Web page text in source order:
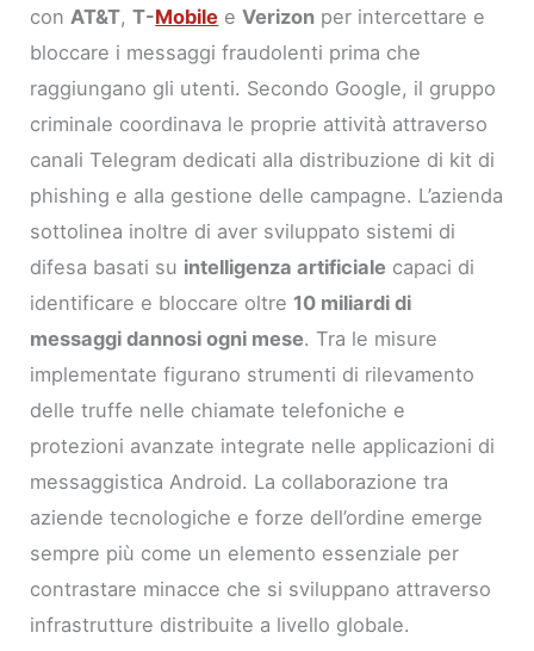
con AT&T,T-Mobile eVerizon per intercettare e
bloccare i messaggi fraudolenti prima che
raggiungano gli utenti. Secondo Google, il gruppo
criminale coordinava le proprie attività attraverso
canali Telegram dedicati alla distribuzione di kit di
phishing e alla gestione delle campagne. L’azienda
sottolinea inoltre di aver sviluppato sistemi di
difesa basati su intelligenza artificiale capaci di
identificare e bloccare oltre 10 miliardi di
messaggi dannosi ogni mese. Tra le misure
implementate figurano strumenti di rilevamento
delle truffe nelle chiamate telefoniche e
protezioni avanzate integrate nelle applicazioni di
messaggistica Android. La collaborazione tra
aziende tecnologiche e forze dell’ordine emerge
sempre più come un elemento essenziale per
contrastare minacce che si sviluppano attraverso
infrastrutture distribuite a livello globale.